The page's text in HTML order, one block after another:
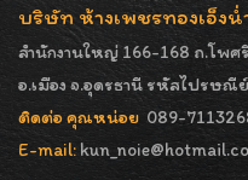
บริษัท ห้างเพชรทองเอ็งน่
สำนักงานใหญ่ 166-168 ถ.โพศ
อ.เมือง จ.อุดรธานี รหัสไปรษณี
ติดต่อ คุณหน่อย 089-
E-mail: